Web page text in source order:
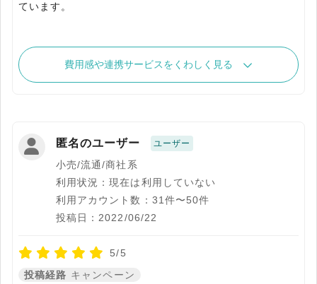
ています。
費用感や連携サービスをくわしく見る
匿名のユーザー ユーザー
小売/流通/商社系
利用状況：現在は利用していない
利用アカウント数：31件〜50件
投稿日：2022/06/22
5/5
投稿経路 キャンペーン